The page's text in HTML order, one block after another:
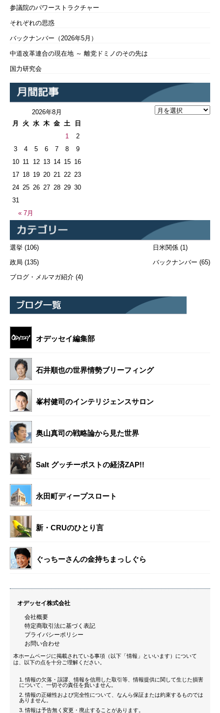
参議院のパワーストラクチャー
それぞれの思惑
バックナンバー（2026年5月）
中道改革連合の現在地 ～ 離党ドミノのその先は
国力研究会
2026年8月
月
火 水 木 金 土 日
« 7月
1
2
3
4 5 6 7 8
9
10 11 12 13 14 15 16
17 18 19 20 21 22 23
24 25 26 27 28 29 30
31
選挙 (106)
政局 (135)
ブログ・メルマガ紹介 (4)
日米関係 (1)
バックナンバー (65)
オデッセイ編集部
石井順也の世界情勢ブリーフィング
峯村健司のインテリジェンスサロン
奥山真司の戦略論から見た世界
Salt グッチーポストの経済ZAP!!
永田町ディープスロート
新・CRUのひとり言
ぐっちーさんの金持ちまっしぐら
オデッセイ株式会社
会社概要
特定商取引法に基づく表記
プライバシーポリシー
お問い合わせ
本ホームページに掲載されている事項（以下「情報」といいます）について
は、以下の点を十分ご理解ください。
情報の欠落・誤謬、情報を信用した取引等、情報提供に関して生じた損害
について、一切その責任を負いません。
情報の正確性および完全性について、なんら保証または約束するものでは
ありません。
情報は予告無く変更・廃止することがあります。